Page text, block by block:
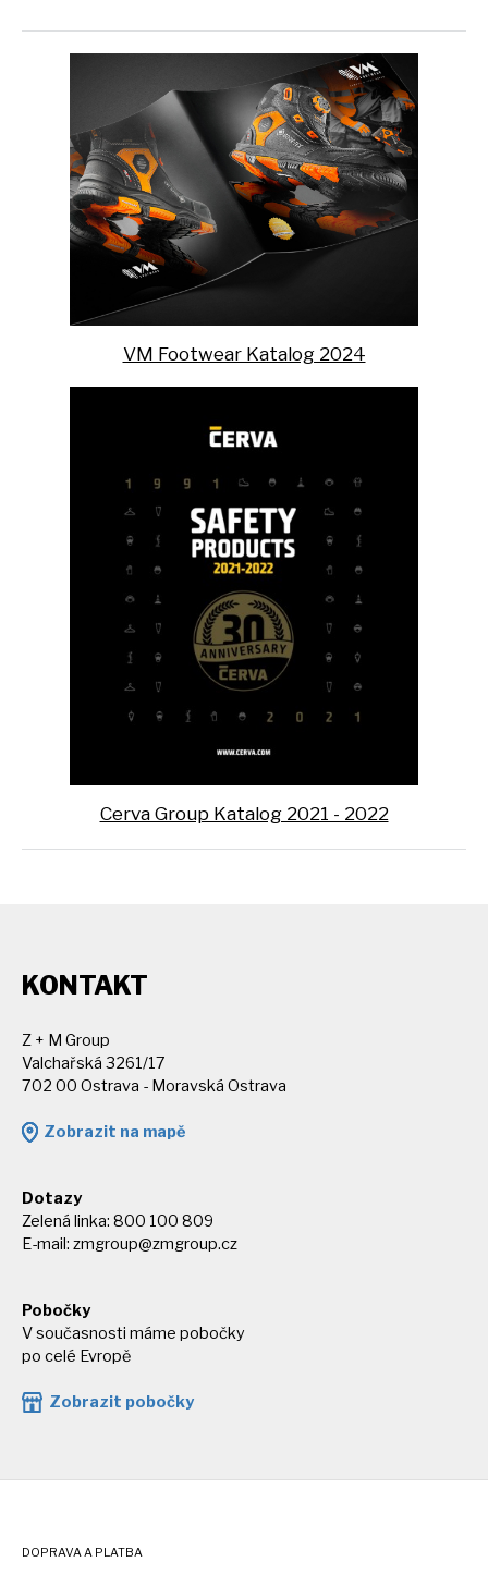
VM Footwear Katalog 2024
Cerva Group Katalog 2021 - 2022
KONTAKT
Z + M Group
Valchařská 3261/17
702 00 Ostrava - Moravská Ostrava
Zobrazit na mapě
Dotazy
Zelená linka: 800 100 809
E-mail: zmgroup@zmgroup.cz
Pobočky
V současnosti máme pobočky
po celé Evropě
Zobrazit pobočky
DOPRAVA A PLATBA